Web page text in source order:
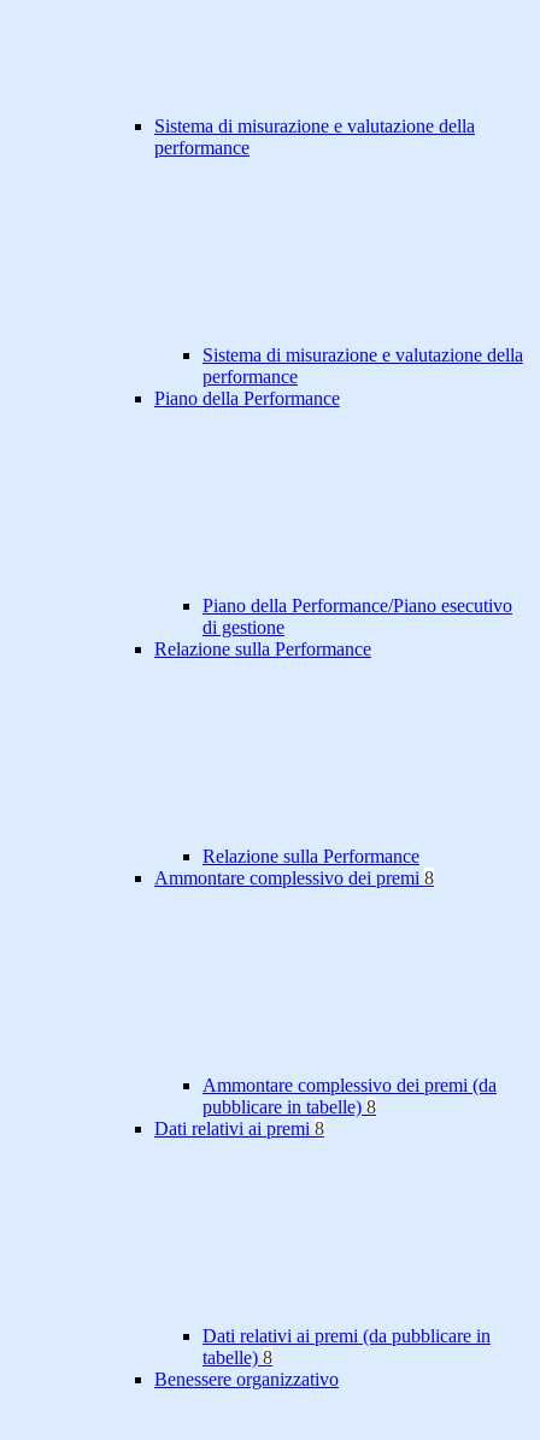
Sistema di misurazione e valutazione della
performance
Sistema di misurazione e valutazione della
performance
Piano della Performance
Piano della Performance/Piano esecutivo
di gestione
Relazione sulla Performance
Relazione sulla Performance
Ammontare complessivo dei premi 8
Ammontare complessivo dei premi (da
pubblicare in tabelle) 8
Dati relativi ai premi 8
Dati relativi ai premi (da pubblicare in
tabelle) 8
Benessere organizzativo